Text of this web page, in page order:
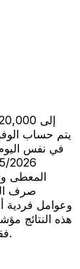
المعطى
صرف
وعوامل فردية
هذه النتائج
فقط. يتم تحديث رسم مقارنة الأسعار كل ثلاثة أشهر.